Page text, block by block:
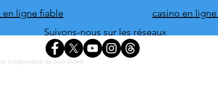
en ligne fiable
casino en
Suivons-nous sur les réseaux
indépendant de Jeux Vidéo